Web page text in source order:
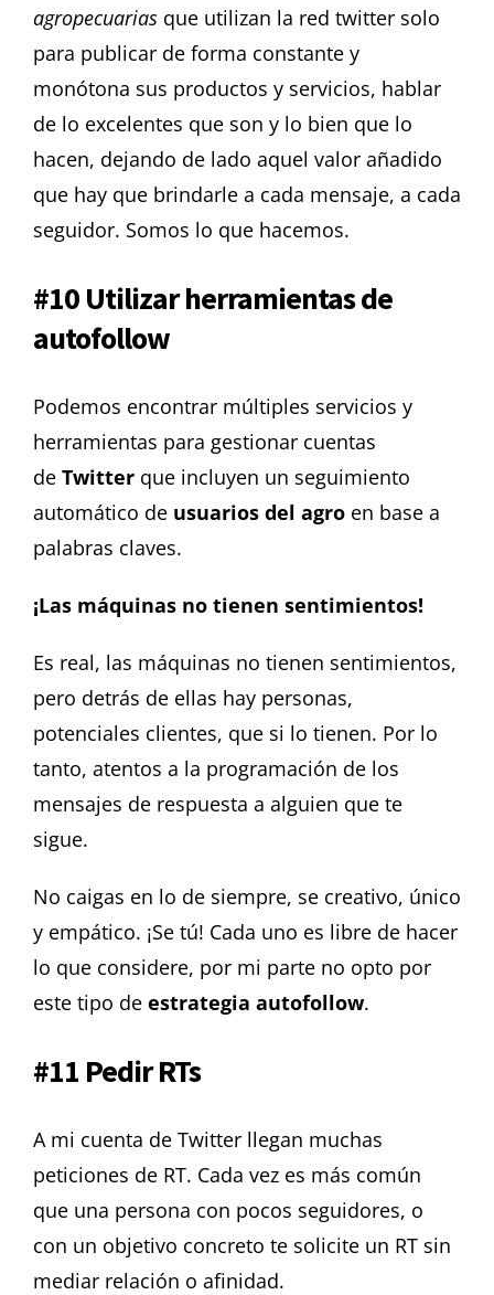
agropecuarias que utilizan la red twitter solo
para publicar de forma constante y
monótona sus productos y servicios, hablar
de lo excelentes que son y lo bien que lo
hacen, dejando de lado aquel valor añadido
que hay que brindarle a cada mensaje, a cada
seguidor. Somos lo que hacemos.
#10 Utilizar herramientas de
autofollow
Podemos encontrar múltiples servicios y
herramientas para gestionar cuentas
de Twitter que incluyen un seguimiento
automático de usuarios del agro en base a
palabras claves.
¡Las máquinas no tienen sentimientos!
Es real, las máquinas no tienen sentimientos,
pero detrás de ellas hay personas,
potenciales clientes, que si lo tienen. Por lo
tanto, atentos a la programación de los
mensajes de respuesta a alguien que te
sigue.
No caigas en lo de siempre, se creativo, único
y empático. ¡Se tú! Cada uno es libre de hacer
lo que considere, por mi parte no opto por
este tipo de estrategia autofollow.
#11 Pedir RTs
A mi cuenta de Twitter llegan muchas
peticiones de RT. Cada vez es más común
que una persona con pocos seguidores, o
con un objetivo concreto te solicite un RT sin
mediar relación o afinidad.